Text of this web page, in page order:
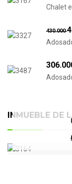
Chalet
430.000
INMUEBLE DE